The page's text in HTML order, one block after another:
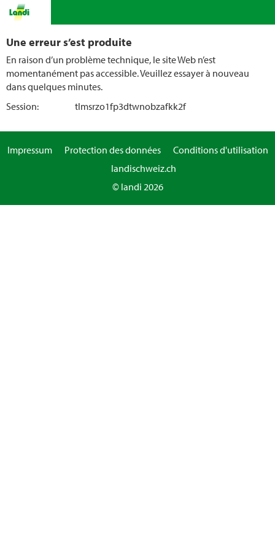
Une erreur s’est produite
En raison d’un problème technique, le site Web n’est
momentanément pas accessible. Veuillez essayer à nouveau
dans quelques minutes.
Session:
tlmsrzo1fp3dtwnobzafkk2f
Impressum Protection des données
Conditions d'utilisation
landischweiz.ch
© landi 2026